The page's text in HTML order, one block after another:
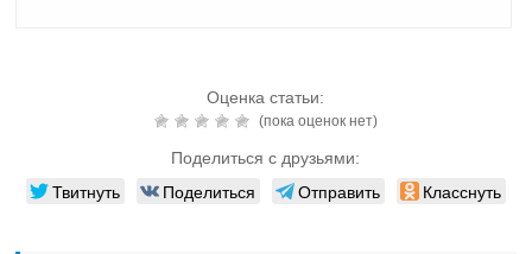
Оценка статьи:
(пока оценок нет)
Поделиться с друзьями:
Твитнуть Поделиться Отправить Класснуть